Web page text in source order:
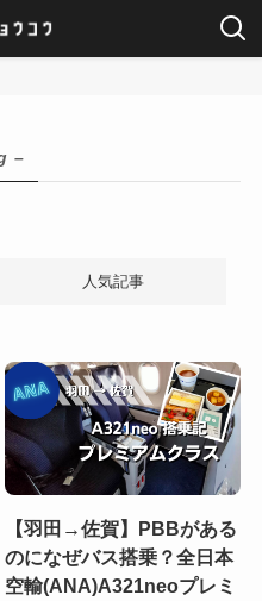
–
人気記事
【羽田→佐賀】PBBがある
のになぜバス搭乗？全日本
空輸(ANA)A321neoプレミ